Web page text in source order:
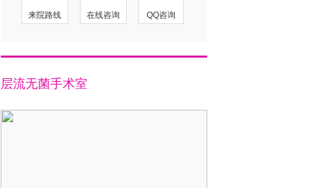
来院路线 在线咨询 QQ咨询
层流无菌手术室